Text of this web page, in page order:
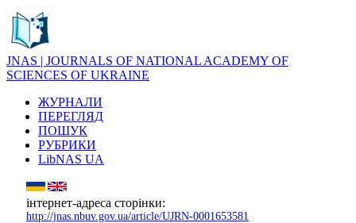
JNAS | JOURNALS OF NATIONAL ACADEMY OF
SCIENCES OF UKRAINE
ЖУРНАЛИ
ПЕРЕГЛЯД
ПОШУК
РУБРИКИ
LibNAS UA
інтернет-адреса сторінки:
http://jnas.nbuv.gov.ua/article/UJRN-0001653581